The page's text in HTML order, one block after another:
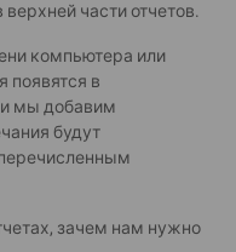
части отчетов.
компьютера или
появятся в
мы добавим
будут
зачем нам нужно